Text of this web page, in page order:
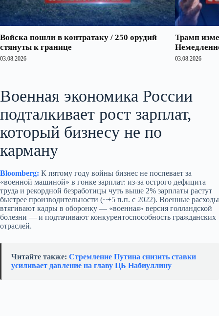
Войска пошли в контратаку / 250 орудий
стянуты к границе
03.08.2026
Трамп
03.08.2026
Военная экономика России
подталкивает рост зарплат,
который бизнесу не по
карману
Bloomberg: К пятому году войны бизнес не поспевает за
«военной машиной» в гонке зарплат: из‑за острого дефицита
труда и рекордной безработицы чуть выше 2% зарплаты растут
быстрее производительности (~+5 п.п. с 2022). Военные расходы
втягивают кадры в оборонку — «военная» версия голландской
болезни — и подтачивают конкурентоспособность гражданских
отраслей.
Читайте также: Стремление Путина снизить ставки
усиливает давление на главу ЦБ Набиуллину